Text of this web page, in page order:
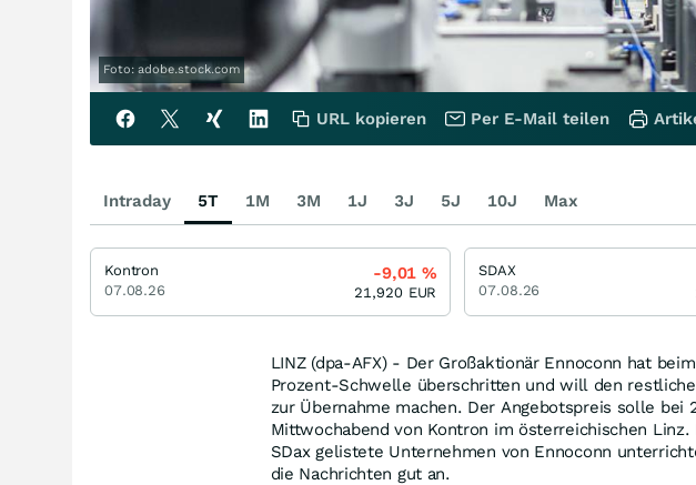
Foto: adobe.stock.com
LINZ (dpa-AFX) - Der Großaktionär Ennoconn hat
Prozent-Schwelle überschritten und will den
zur Übernahme machen. Der Angebotspreis solle bei
Mittwochabend von Kontron im österreichischen
SDax gelistete Unternehmen von Ennoconn
die Nachrichten gut an.
URL kopieren Per E-Mail teilen
Intraday 5T 1M 3M 1J 3J 5J 10J Max
Kontron
07.08.26
-9,01 %
21,920 EUR
SDAX
07.08.26